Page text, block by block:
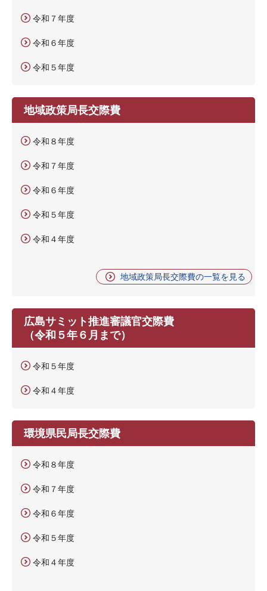
令和７年度
令和６年度
令和５年度
地域政策局長交際費
令和８年度
令和７年度
令和６年度
令和５年度
令和４年度
地域政策局長交際費の一覧を見る
広島サミット推進審議官交際費
（令和５年６月まで）
令和５年度
令和４年度
環境県民局長交際費
令和８年度
令和７年度
令和６年度
令和５年度
令和４年度